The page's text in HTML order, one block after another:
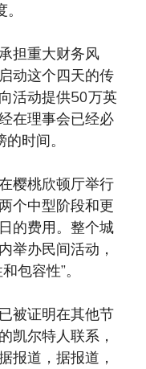
担重大财务风
动这个四天的传
活动提供50万英
在理事会已经必
时间。
樱桃欣顿厅举行
个中型阶段和更
的费用。整个城
举办民间活动，
包容性”。
被证明在其他节
凯尔特人联系，
报道，据报道，